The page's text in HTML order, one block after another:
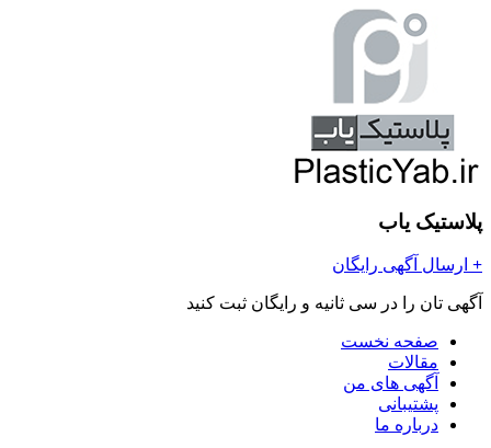
پلاستیک یاب
+ ارسال آگهی رایگان
آگهی تان را در سی ثانیه و رایگان ثبت کنید
صفحه نخست
مقالات
آگهی های من
پشتیبانی
درباره ما